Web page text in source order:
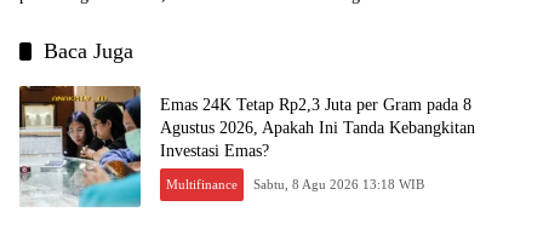
Baca Juga
Emas 24K Tetap Rp2,3 Juta per Gram pada 8
Agustus 2026, Apakah Ini Tanda Kebangkitan
Investasi Emas?
Multifinance Sabtu, 8 Agu 2026 13:18 WIB